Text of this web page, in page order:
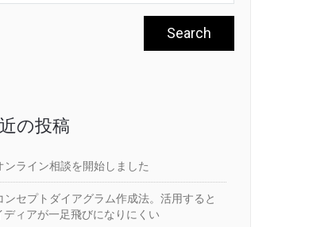
の投稿
ンライン相談を開始しました
ンセプトダイアグラム作成法。活用すると
ディアが一足飛びになりにくい